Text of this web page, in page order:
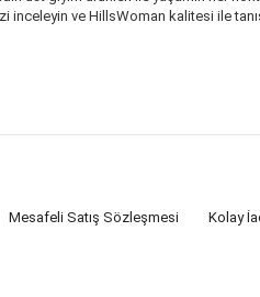
ve HillsWoman kalitesi ile
Mesafeli Satış Sözleşmesi Kolay